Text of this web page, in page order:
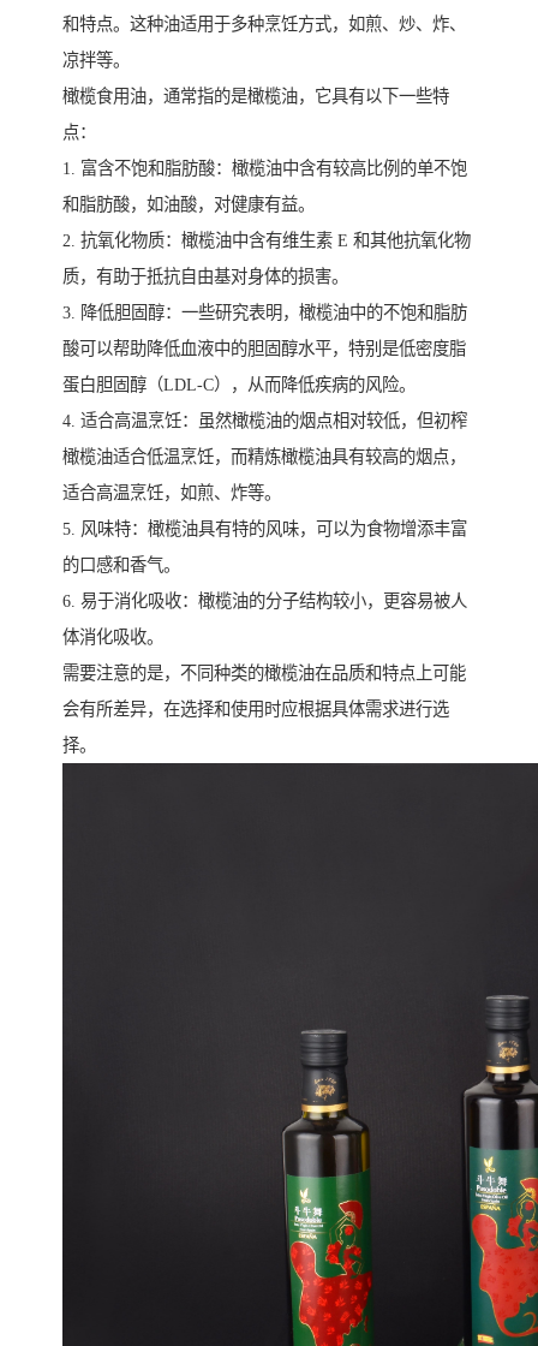
和特点。这种油适用于多种烹饪方式，如煎、炒、炸、
凉拌等。
橄榄食用油，通常指的是橄榄油，它具有以下一些特
点：
1. 富含不饱和脂肪酸：橄榄油中含有较高比例的单不饱
和脂肪酸，如油酸，对健康有益。
2. 抗氧化物质：橄榄油中含有维生素 E 和其他抗氧化物
质，有助于抵抗自由基对身体的损害。
3. 降低胆固醇：一些研究表明，橄榄油中的不饱和脂肪
酸可以帮助降低血液中的胆固醇水平，特别是低密度脂
蛋白胆固醇（LDL-C），从而降低疾病的风险。
4. 适合高温烹饪：虽然橄榄油的烟点相对较低，但初榨
橄榄油适合低温烹饪，而精炼橄榄油具有较高的烟点，
适合高温烹饪，如煎、炸等。
5. 风味特：橄榄油具有特的风味，可以为食物增添丰富
的口感和香气。
6. 易于消化吸收：橄榄油的分子结构较小，更容易被人
体消化吸收。
需要注意的是，不同种类的橄榄油在品质和特点上可能
会有所差异，在选择和使用时应根据具体需求进行选
择。